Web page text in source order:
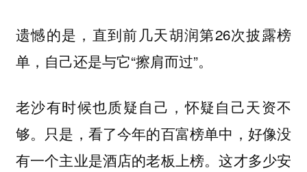
遗憾的是，直到前几天胡润第26次披露榜
单，自己还是与它“擦肩而过”。
老沙有时候也质疑自己，怀疑自己天资不
够。只是，看了今年的百富榜单中，好像没
有一个主业是酒店的老板上榜。这才多少安